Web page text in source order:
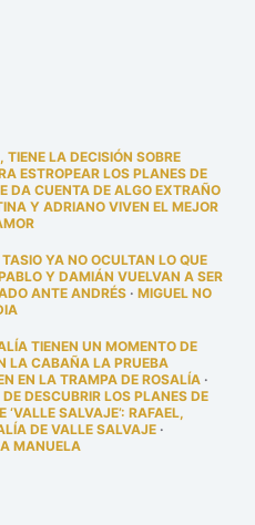
LA DECISIÓN SOBRE
ESTROPEAR LOS PLANES DE
DA CUENTA DE ALGO EXTRAÑO
Y ADRIANO VIVEN EL MEJOR
YA NO OCULTAN LO QUE
Y DAMIÁN VUELVAN A SER
ANTE ANDRÉS· MIGUEL NO
TIENEN UN MOMENTO DE
LA CABAÑA LA PRUEBA
EN LA TRAMPA DE ROSALÍA·
DESCUBRIR LOS PLANES DE
SALVAJE’: RAFAEL,
DE VALLE SALVAJE·
MANUELA